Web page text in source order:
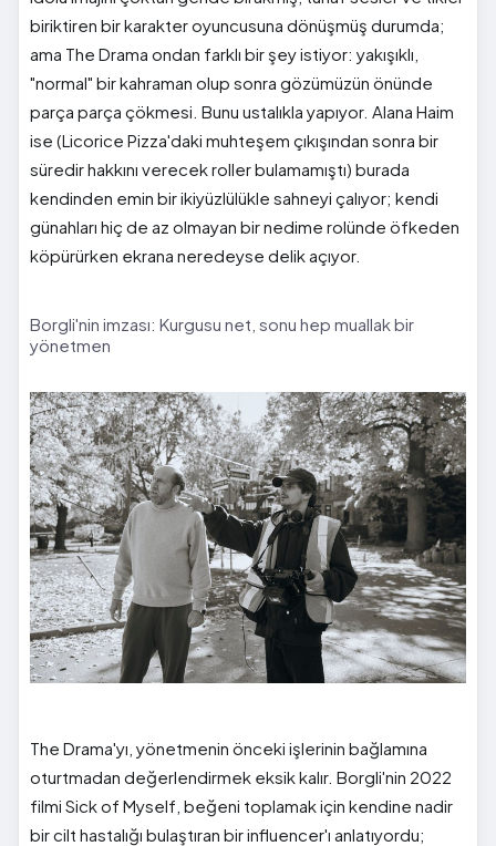
biriktiren bir karakter oyuncusuna dönüşmüş durumda;
ama The Drama ondan farklı bir şey istiyor: yakışıklı,
"normal" bir kahraman olup sonra gözümüzün önünde
parça parça çökmesi. Bunu ustalıkla yapıyor. Alana Haim
ise (Licorice Pizza'daki muhteşem çıkışından sonra bir
süredir hakkını verecek roller bulamamıştı) burada
kendinden emin bir ikiyüzlülükle sahneyi çalıyor; kendi
günahları hiç de az olmayan bir nedime rolünde öfkeden
köpürürken ekrana neredeyse delik açıyor.
Borgli'nin imzası: Kurgusu net, sonu hep muallak bir
yönetmen
The Drama'yı, yönetmenin önceki işlerinin bağlamına
oturtmadan değerlendirmek eksik kalır. Borgli'nin 2022
filmi Sick of Myself, beğeni toplamak için kendine nadir
bir cilt hastalığı bulaştıran bir influencer'ı anlatıyordu;